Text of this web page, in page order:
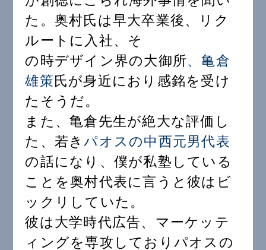
た。奥村氏は早大卒業後、リク
ルートに入社、そ
の時デザイン界の大御所、亀倉
雄策氏が身近におり感銘を受け
たそうだ。
また、亀倉先生が絶大な評価し
た、若きパオスの中西元男代表
の話になり、僕が私塾している
ことを奥村代表に言うと彼はビ
ックリしていた。
彼は大学時代広告、マーケッテ
ィングを専攻しておりパオスの